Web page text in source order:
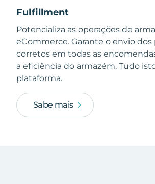
Fulfillment
Potencializa as operações de
eCommerce. Garante o envio
corretos em todas as
a eficiência do armazém. Tudo
plataforma.
Sabe mais